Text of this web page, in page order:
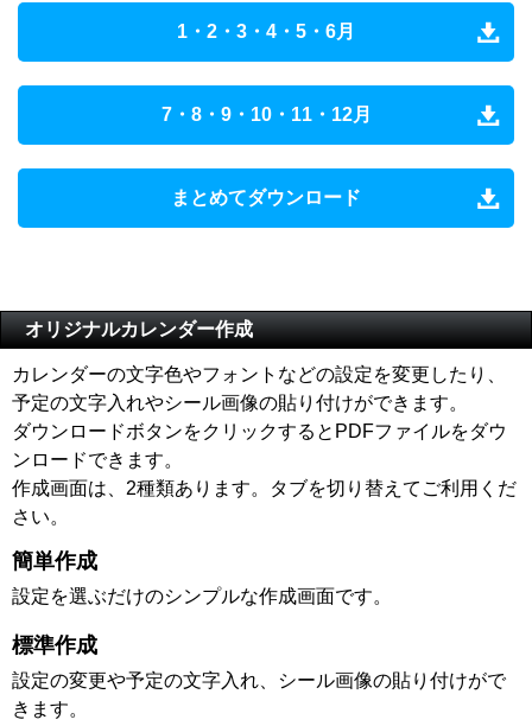
1・2・3・4・5・6月
7・8・9・10・11・12月
まとめてダウンロード
オリジナルカレンダー作成
カレンダーの文字色やフォントなどの設定を変更したり、
予定の文字入れやシール画像の貼り付けができます。
ダウンロードボタンをクリックするとPDFファイルをダウ
ンロードできます。
作成画面は、2種類あります。タブを切り替えてご利用くだ
さい。
簡単作成
設定を選ぶだけのシンプルな作成画面です。
標準作成
設定の変更や予定の文字入れ、シール画像の貼り付けがで
きます。